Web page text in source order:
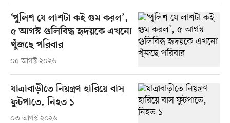
‘পুলিশ যে লাশটা কই গুম করল’,
৫ আগস্ট গুলিবিদ্ধ হৃদয়কে এখনো
খুঁজছে পরিবার
০৫ আগস্ট ২০২৬
যাত্রাবাড়ীতে নিয়ন্ত্রণ হারিয়ে বাস
ফুটপাতে, নিহত ১
০৩ আগস্ট ২০২৬